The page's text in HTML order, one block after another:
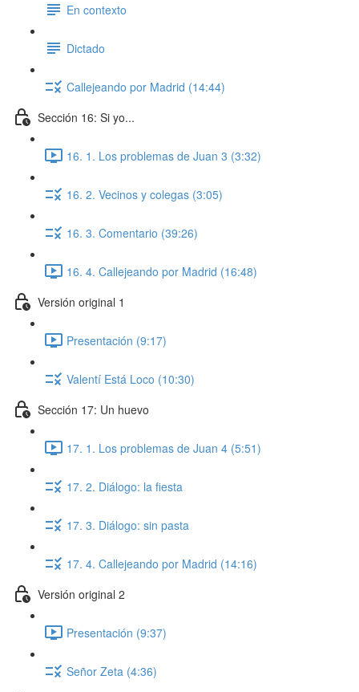
En contexto
Dictado
Callejeando por Madrid (14:44)
Sección 16: Si yo...
16. 1. Los problemas de Juan 3 (3:32)
16. 2. Vecinos y colegas (3:05)
16. 3. Comentario (39:26)
16. 4. Callejeando por Madrid (16:48)
Versión original 1
Presentación (9:17)
Valentí Está Loco (10:30)
Sección 17: Un huevo
17. 1. Los problemas de Juan 4 (5:51)
17. 2. Diálogo: la fiesta
17. 3. Diálogo: sin pasta
17. 4. Callejeando por Madrid (14:16)
Versión original 2
Presentación (9:37)
Señor Zeta (4:36)